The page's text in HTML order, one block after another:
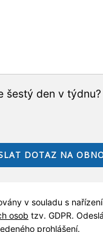
šestý den v týdnu?
v souladu s
osob tzv. GDPR.
prohlášení.